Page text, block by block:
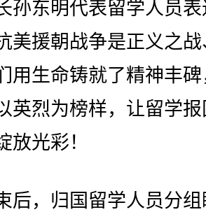
孙东明代表留学人员
美援朝战争是正义之
用生命铸就了精神丰
英烈为榜样，让留学
放光彩！
，归国留学人员分组